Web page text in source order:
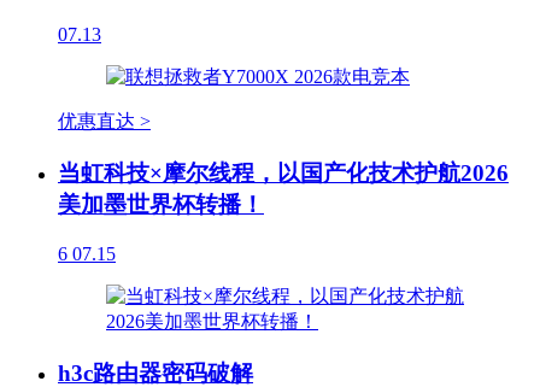
07.13
优惠直达 >
当虹科技×摩尔线程，以国产化技术护航2026
美加墨世界杯转播！
6 07.15
h3c路由器密码破解